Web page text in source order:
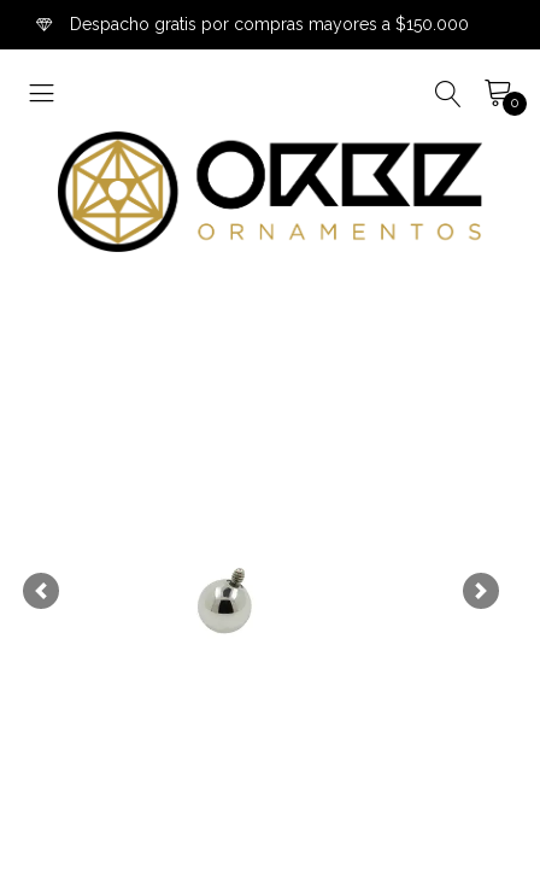
Despacho gratis por compras mayores a $150.000
0
Previous Next